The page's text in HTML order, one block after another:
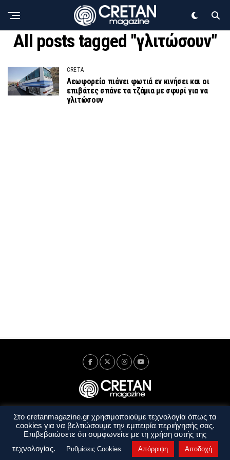
All posts tagged "γλιτώσουν"
CRETA
Λεωφορείο πιάνει φωτιά εν κινήσει και οι
επιβάτες σπάνε τα τζάμια με σφυρί για να
γλιτώσουν
Ταυτότητα Πολιτική Απορρήτου
Όροι Χρήσης
Όροι και Προϋποθέσεις
Στο cretanmagazine.gr χρησιμοποιούμε τεχνολογία όπως τα
cookies για να βελτιώσουμε την εμπειρία περιήγησής σας.
Επιβεβαιώσετε ότι συμφωνείτε με τη χρήση αυτής της
τεχνολογίας.
Ρυθμίσεις Cookies Απόρριψη Αποδοχή